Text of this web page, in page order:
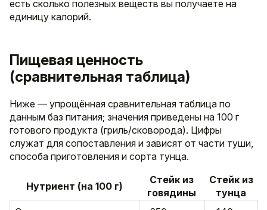
есть сколько полезных веществ вы получаете на
единицу калорий.
Пищевая ценность
(сравнительная таблица)
Ниже — упрощённая сравнительная таблица по
данным баз питания; значения приведены на 100 г
готового продукта (гриль/сковорода). Цифры
служат для сопоставления и зависят от части туши,
способа приготовления и сорта тунца.
Нутриент (на 100 г)
Стейк из
говядины
Стейк из
тунца